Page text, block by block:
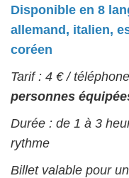
Disponible en 8
allemand, italien,
coréen
Tarif : 4 € / téléphone
personnes
Durée : de 1 à 3
rythme
Billet valable pour